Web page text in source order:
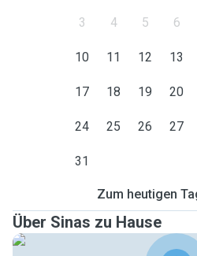
3 4 5 6
10 11 12 13
17 18 19 20
24 25 26 27
31
Zum heutigen
Über Sinas zu Hause